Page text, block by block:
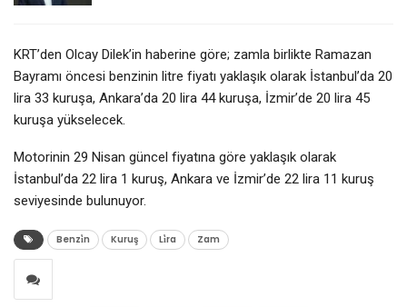
KRT’den Olcay Dilek’in haberine göre; zamla birlikte Ramazan
Bayramı öncesi benzinin litre fiyatı yaklaşık olarak İstanbul’da 20
lira 33 kuruşa, Ankara’da 20 lira 44 kuruşa, İzmir’de 20 lira 45
kuruşa yükselecek.
Motorinin 29 Nisan güncel fiyatına göre yaklaşık olarak
İstanbul’da 22 lira 1 kuruş, Ankara ve İzmir’de 22 lira 11 kuruş
seviyesinde bulunuyor.
Benzi̇n Kuruş Li̇ra Zam